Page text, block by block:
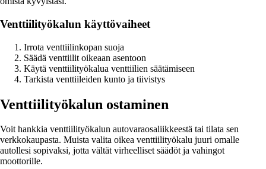
Venttiilityökalun käyttövaiheet
Irrota venttiilinkopan suoja
Säädä venttiilit oikeaan asentoon
Käytä venttiilityökalua venttiilien säätämiseen
Tarkista venttiileiden kunto ja tiivistys
Venttiilityökalun ostaminen
Voit hankkia venttiilityökalun autovaraosaliikkeestä tai tilata sen
verkkokaupasta. Muista valita oikea venttiilityökalu juuri omalle
autollesi sopivaksi, jotta vältät virheelliset säädöt ja vahingot
moottorille.